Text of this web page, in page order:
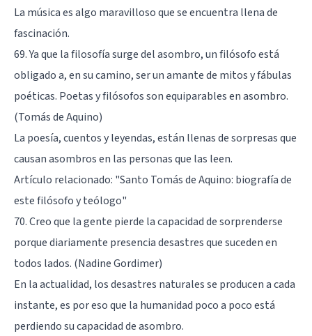
La música es algo maravilloso que se encuentra llena de
fascinación.
69. Ya que la filosofía surge del asombro, un filósofo está
obligado a, en su camino, ser un amante de mitos y fábulas
poéticas. Poetas y filósofos son equiparables en asombro.
(Tomás de Aquino)
La poesía, cuentos y leyendas, están llenas de sorpresas que
causan asombros en las personas que las leen.
Artículo relacionado: "Santo Tomás de Aquino: biografía de
este filósofo y teólogo"
70. Creo que la gente pierde la capacidad de sorprenderse
porque diariamente presencia desastres que suceden en
todos lados. (Nadine Gordimer)
En la actualidad, los desastres naturales se producen a cada
instante, es por eso que la humanidad poco a poco está
perdiendo su capacidad de asombro.